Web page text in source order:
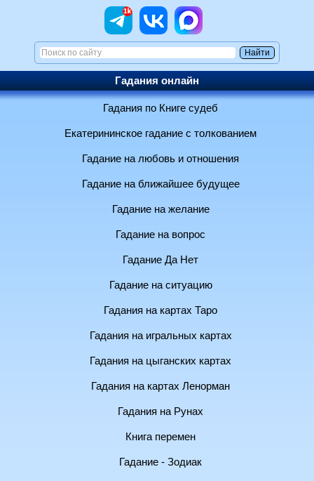
Гадания онлайн
Гадания по Книге судеб
Екатерининское гадание с толкованием
Гадание на любовь и отношения
Гадание на ближайшее будущее
Гадание на желание
Гадание на вопрос
Гадание Да Нет
Гадание на ситуацию
Гадания на картах Таро
Гадания на игральных картах
Гадания на цыганских картах
Гадания на картах Ленорман
Гадания на Рунах
Книга перемен
Гадание - Зодиак